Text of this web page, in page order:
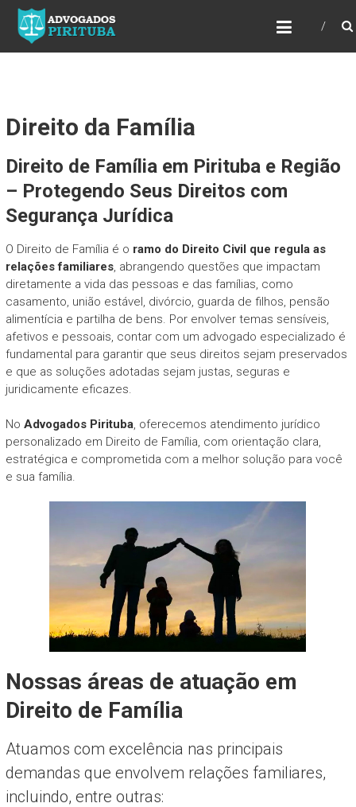
ADVOGADOS PIRITUBA
Precisando de advogado? Entre em contato!
Fazemos toda a assessoria que você
Direito da Família
Direito de Família em Pirituba e Região
– Protegendo Seus Direitos com
Segurança Jurídica
O Direito de Família é o ramo do Direito Civil que regula as
relações familiares, abrangendo questões que impactam
diretamente a vida das pessoas e das famílias, como
casamento, união estável, divórcio, guarda de filhos, pensão
alimentícia e partilha de bens. Por envolver temas sensíveis,
afetivos e pessoais, contar com um advogado especializado é
fundamental para garantir que seus direitos sejam preservados
e que as soluções adotadas sejam justas, seguras e
juridicamente eficazes.
No Advogados Pirituba, oferecemos atendimento jurídico
personalizado em Direito de Família, com orientação clara,
estratégica e comprometida com a melhor solução para você
e sua família.
Nossas áreas de atuação em
Direito de Família
Atuamos com excelência nas principais
demandas que envolvem relações familiares,
incluindo, entre outras: